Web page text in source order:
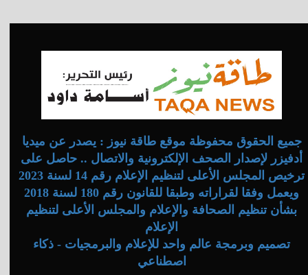
جميع الحقوق محفوظة موقع طاقة نيوز : يصدر عن ميديا
أدفيزر لإصدار الصحف الإلكترونية والاتصال .. حاصل على
ترخيص المجلس الأعلى لتنظيم الإعلام رقم 14 لسنة 2023
ويعمل وفقا لقراراته وطبقا للقانون رقم 180 لسنة 2018
بشأن تنظيم الصحافة والإعلام والمجلس الأعلى لتنظيم
الإعلام
تصميم وبرمجة عالم واحد للإعلام والبرمجيات - ذكاء
اصطناعي